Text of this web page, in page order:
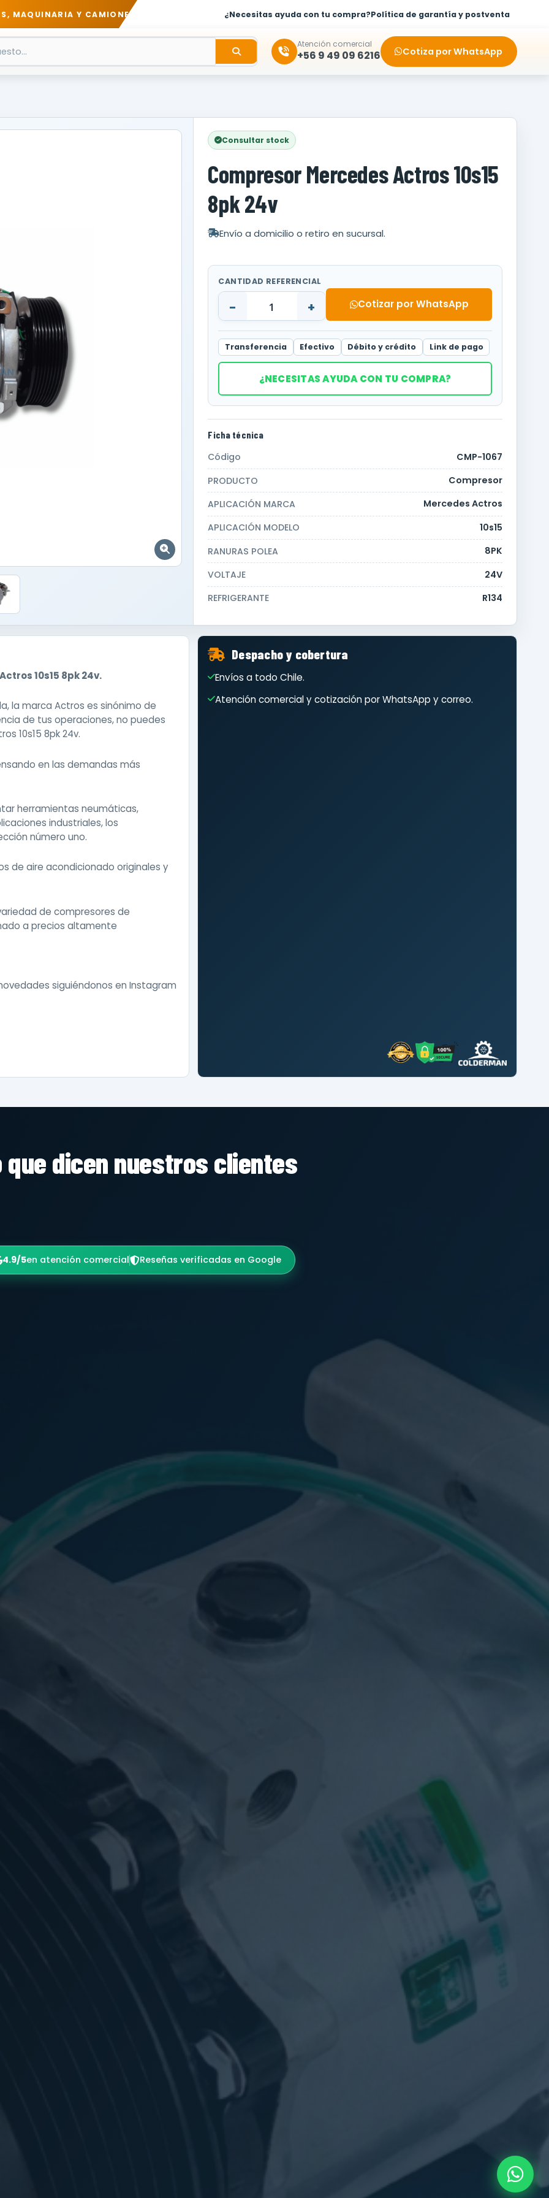
MAQUINARIA Y CAMIONES ¿Necesitas ayuda con tu compra?Política de garantía y postventa
Atención comercial
+56 9 49 09 6216 Cotiza por WhatsApp
Consultar stock
Compresor Mercedes Actros 10s15
8pk 24v
Envío a domicilio o retiro en sucursal.
CANTIDAD REFERENCIAL
- + Cotizar por WhatsApp
Transferencia Efectivo Débito y crédito Link de pago
¿NECESITAS AYUDA CON TU COMPRA?
Ficha técnica
Código
CMP-1067
PRODUCTO
Compresor
APLICACIÓN MARCA
Mercedes Actros
APLICACIÓN MODELO
10s15
RANURAS POLEA
8PK
VOLTAJE
24V
REFRIGERANTE
R134
10s15 8pk 24v.
la marca Actros es sinónimo de
de tus operaciones, no puedes
10s15 8pk 24v.
en las demandas más
herramientas neumáticas,
industriales, los
número uno.
de aire acondicionado originales y
de compresores de
a precios altamente
siguiéndonos en Instagram
Despacho y cobertura
Envíos a todo Chile.
Atención comercial y cotización por WhatsApp y correo.
que dicen nuestros clientes
4.9/5en atención comercial Reseñas verificadas en Google